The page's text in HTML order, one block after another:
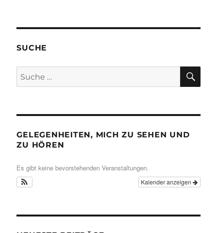
SUCHE
Suche
nach:
GELEGENHEITEN, MICH ZU SEHEN UND
ZU HÖREN
Es gibt keine bevorstehenden Veranstaltungen.
Kalender anzeigen